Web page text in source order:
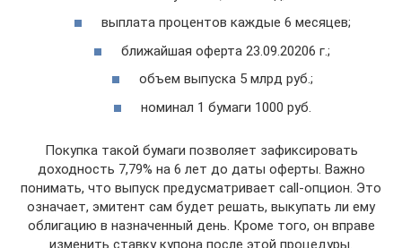
выплата процентов каждые 6 месяцев;
ближайшая оферта 23.09.20206 г.;
объем выпуска 5 млрд руб.;
номинал 1 бумаги 1000 руб.
Покупка такой бумаги позволяет зафиксировать
доходность 7,79% на 6 лет до даты оферты. Важно
понимать, что выпуск предусматривает call-опцион. Это
означает, эмитент сам будет решать, выкупать ли ему
облигацию в назначенный день. Кроме того, он вправе
изменить ставку купона после этой процедуры.